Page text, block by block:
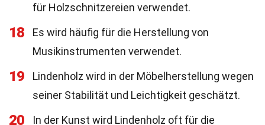
für Holzschnitzereien verwendet.
18
Es wird häufig für die Herstellung von
Musikinstrumenten verwendet.
19
Lindenholz wird in der Möbelherstellung wegen
seiner Stabilität und Leichtigkeit geschätzt.
20 In der Kunst wird Lindenholz oft für die